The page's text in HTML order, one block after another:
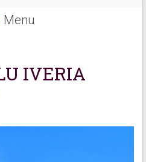
Menu
IVERIA